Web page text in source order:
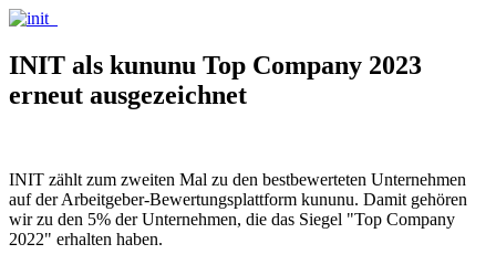
INIT als kununu Top Company 2023
erneut ausgezeichnet
INIT zählt zum zweiten Mal zu den bestbewerteten Unternehmen
auf der Arbeitgeber-Bewertungsplattform kununu. Damit gehören
wir zu den 5% der Unternehmen, die das Siegel "Top Company
2022" erhalten haben.